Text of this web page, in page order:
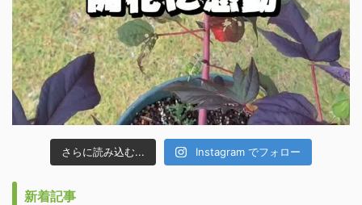
さらに読み込む... Instagram でフォロー
新着記事